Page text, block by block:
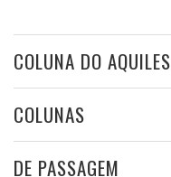
COLUNA DO AQUILES
COLUNAS
DE PASSAGEM